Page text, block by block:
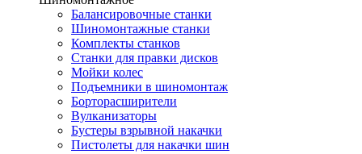
Балансировочные станки
Шиномонтажные станки
Комплекты станков
Станки для правки дисков
Мойки колес
Подъемники в шиномонтаж
Борторасширители
Вулканизаторы
Бустеры взрывной накачки
Пистолеты для накачки шин